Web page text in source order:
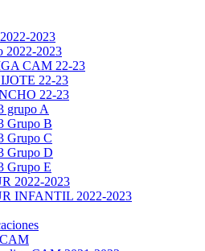
2023
2022-2023
CAM 22-23
22-23
22-23
grupo A
Grupo B
Grupo C
Grupo D
Grupo E
2022-2023
INFANTIL 2022-2023